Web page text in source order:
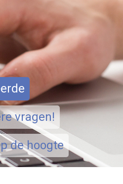
vragen!
de hoogte